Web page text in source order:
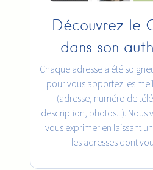
Découvrez le
dans son
Chaque adresse a été
pour vous apportez les
(adresse, numéro de
description, photos...). Nous
vous exprimer en laissant
les adresses dont